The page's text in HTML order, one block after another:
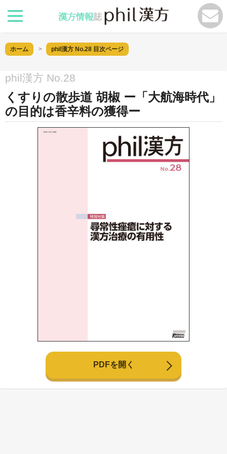
ホーム phil漢方 No.28 目次ページ
phil漢方 No.28
くすりの散歩道 胡椒 ー「大航海時代」
の目的は香辛料の獲得ー
PDFを開く